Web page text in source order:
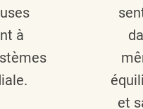
à
et